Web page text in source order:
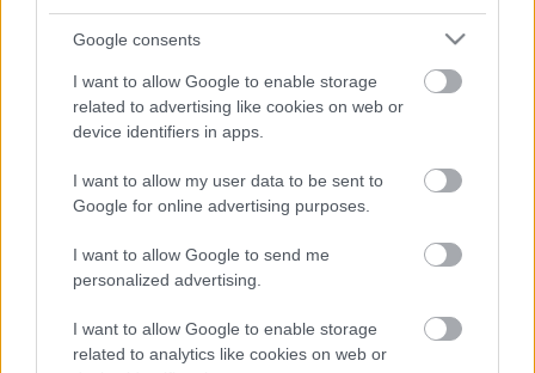
Google consents
I want to allow Google to enable storage
related to advertising like cookies on web or
device identifiers in apps.
I want to allow my user data to be sent to
Google for online advertising purposes.
I want to allow Google to send me
personalized advertising.
I want to allow Google to enable storage
related to analytics like cookies on web or
39 éve halt meg Rodolfo - Molnár Gergely
interjú
5 dolog, amit nem tudtál Rodolforól - 114